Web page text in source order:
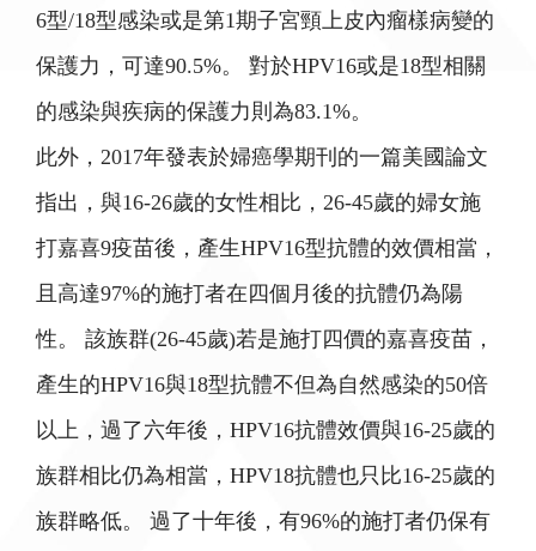
6型/18型感染或是第1期子宮頸上皮內瘤樣病變的
保護力，可達90.5%。 對於HPV16或是18型相關
的感染與疾病的保護力則為83.1%。
此外，2017年發表於婦癌學期刊的一篇美國論文
指出，與16-26歲的女性相比，26-45歲的婦女施
打嘉喜9疫苗後，產生HPV16型抗體的效價相當，
且高達97%的施打者在四個月後的抗體仍為陽
性。 該族群(26-45歲)若是施打四價的嘉喜疫苗，
產生的HPV16與18型抗體不但為自然感染的50倍
以上，過了六年後，HPV16抗體效價與16-25歲的
族群相比仍為相當，HPV18抗體也只比16-25歲的
族群略低。 過了十年後，有96%的施打者仍保有